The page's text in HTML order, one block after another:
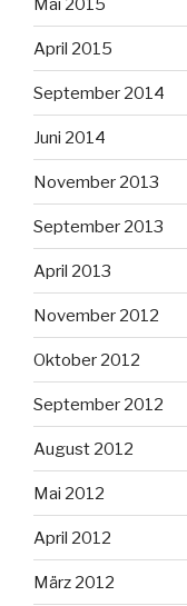
Mai 2015
April 2015
September 2014
Juni 2014
November 2013
September 2013
April 2013
November 2012
Oktober 2012
September 2012
August 2012
Mai 2012
April 2012
März 2012